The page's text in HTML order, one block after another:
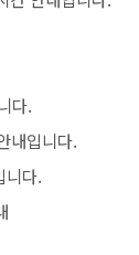
다.
내입니다.
니다.